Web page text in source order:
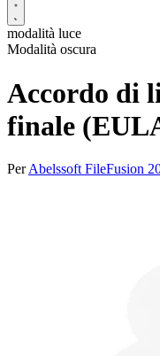
modalità luce
Modalità oscura
Accordo di
finale
PerAbelssoft FileFusion